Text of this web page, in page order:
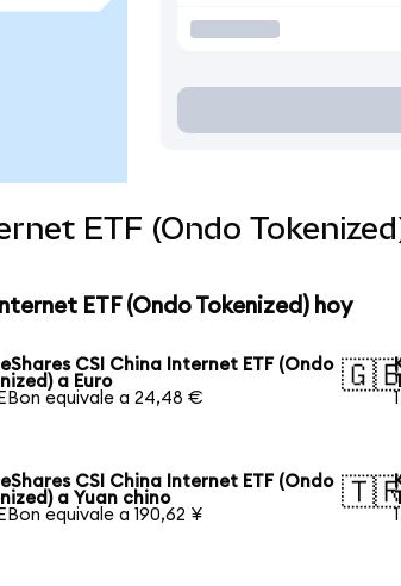
ETF (Ondo
ETF (Ondo Tokenized) hoy
CSI China Internet ETF (Ondo
a Euro
equivale a 24,48 €
CSI China Internet ETF (Ondo
a Yuan chino
equivale a 190,62 ¥